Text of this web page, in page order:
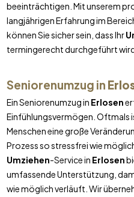
beeinträchtigen. Mit unserem
langjährigen Erfahrung im
können Sie sicher sein, dass Ihr
termingerecht durchgeführt
Seniorenumzug in
Ein Seniorenumzug in Erlosen
Einfühlungsvermögen. Oftmals
Menschen eine große
Prozess so stressfrei wie
Umziehen-Service in Erlosen
umfassende Unterstützung,
wie möglich verläuft. Wir